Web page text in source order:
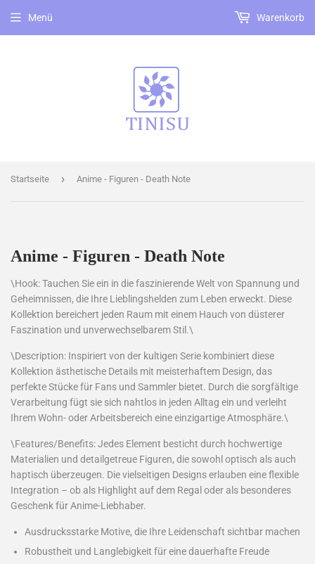
Menü Warenkorb
Startseite › Anime - Figuren - Death Note
Anime - Figuren - Death Note
\Hook: Tauchen Sie ein in die faszinierende Welt von Spannung und
Geheimnissen, die Ihre Lieblingshelden zum Leben erweckt. Diese
Kollektion bereichert jeden Raum mit einem Hauch von düsterer
Faszination und unverwechselbarem Stil.\
\Description: Inspiriert von der kultigen Serie kombiniert diese
Kollektion ästhetische Details mit meisterhaftem Design, das
perfekte Stücke für Fans und Sammler bietet. Durch die sorgfältige
Verarbeitung fügt sie sich nahtlos in jeden Alltag ein und verleiht
Ihrem Wohn- oder Arbeitsbereich eine einzigartige Atmosphäre.\
\Features/Benefits: Jedes Element besticht durch hochwertige
Materialien und detailgetreue Figuren, die sowohl optisch als auch
haptisch überzeugen. Die vielseitigen Designs erlauben eine flexible
Integration – ob als Highlight auf dem Regal oder als besonderes
Geschenk für Anime-Liebhaber.
Ausdrucksstarke Motive, die Ihre Leidenschaft sichtbar machen
Robustheit und Langlebigkeit für eine dauerhafte Freude